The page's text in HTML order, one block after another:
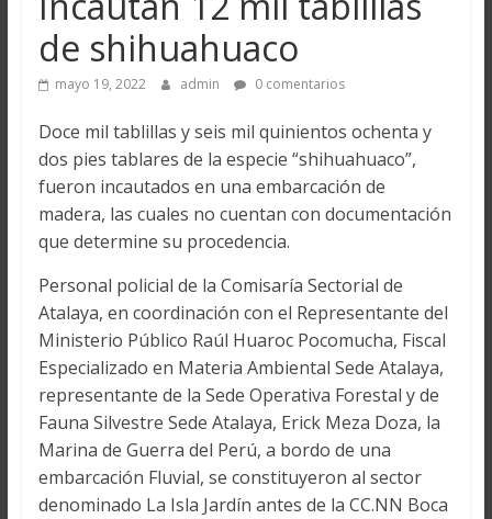
de shihuahuaco
mayo 19, 2022 admin 0 comentarios
Doce mil tablillas y seis mil quinientos ochenta y
dos pies tablares de la especie “shihuahuaco”,
fueron incautados en una embarcación de
madera, las cuales no cuentan con documentación
que determine su procedencia.
Personal policial de la Comisaría Sectorial de
Atalaya, en coordinación con el Representante del
Ministerio Público Raúl Huaroc Pocomucha, Fiscal
Especializado en Materia Ambiental Sede Atalaya,
representante de la Sede Operativa Forestal y de
Fauna Silvestre Sede Atalaya, Erick Meza Doza, la
Marina de Guerra del Perú, a bordo de una
embarcación Fluvial, se constituyeron al sector
denominado La Isla Jardín antes de la CC.NN Boca